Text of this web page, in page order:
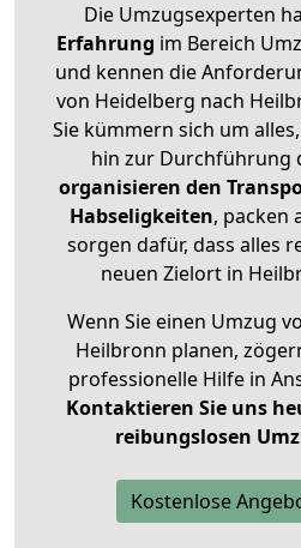
Die Umzugsexperten
Erfahrung im Bereich
und kennen die
von Heidelberg nach
Sie kümmern sich um
hin zur Durchführung
organisieren den
Habseligkeiten, packen
sorgen dafür, dass alles
neuen Zielort in
Wenn Sie einen Umzug
Heilbronn planen,
professionelle Hilfe in
Kontaktieren Sie uns
reibungslosen
Kostenlose